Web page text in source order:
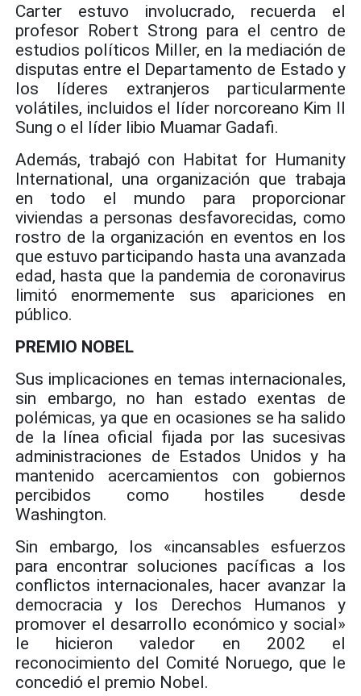
Carter estuvo involucrado, recuerda el
profesor Robert Strong para el centro de
estudios políticos Miller, en la mediación de
disputas entre el Departamento de Estado y
los líderes extranjeros particularmente
volátiles, incluidos el líder norcoreano Kim Il
Sung o el líder libio Muamar Gadafi.
Además, trabajó con Habitat for Humanity
International, una organización que trabaja
en todo el mundo para proporcionar
viviendas a personas desfavorecidas, como
rostro de la organización en eventos en los
que estuvo participando hasta una avanzada
edad, hasta que la pandemia de coronavirus
limitó enormemente sus apariciones en
público.
PREMIO NOBEL
Sus implicaciones en temas internacionales,
sin embargo, no han estado exentas de
polémicas, ya que en ocasiones se ha salido
de la línea oficial fijada por las sucesivas
administraciones de Estados Unidos y ha
mantenido acercamientos con gobiernos
percibidos como hostiles desde
Washington.
Sin embargo, los «incansables esfuerzos
para encontrar soluciones pacíficas a los
conflictos internacionales, hacer avanzar la
democracia y los Derechos Humanos y
promover el desarrollo económico y social»
le hicieron valedor en 2002 el
reconocimiento del Comité Noruego, que le
concedió el premio Nobel.